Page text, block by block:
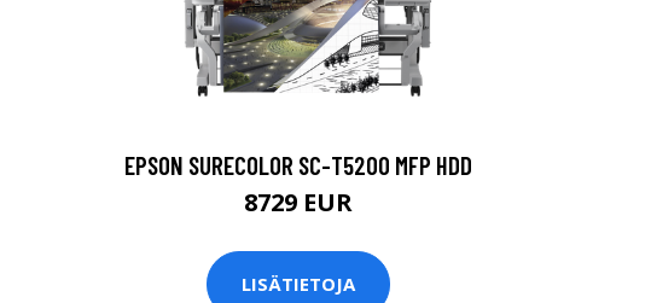
EPSON SURECOLOR SC-T5200 MFP HDD
8729 EUR
LISÄTIETOJA